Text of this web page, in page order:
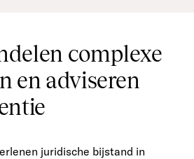
complexe
en adviseren
juridische bijstand in